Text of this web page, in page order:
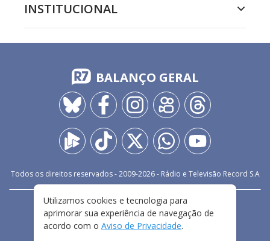
INSTITUCIONAL
BALANÇO GERAL
Todos os direitos reservados - 2009-2026- Rádio e Televisão Record S.A
FALE CONOSCO
PRIVACIDADE
TERMOS E CONDIÇÕES DE USO
Utilizamos cookies e tecnologia para
aprimorar sua experiência de navegação de
acordo com o Aviso de Privacidade.